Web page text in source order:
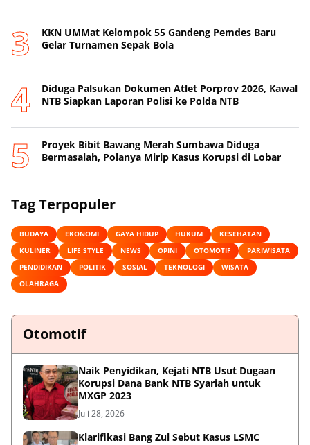
KKN UMMat Kelompok 55 Gandeng Pemdes Baru
Gelar Turnamen Sepak Bola
Diduga Palsukan Dokumen Atlet Porprov 2026, Kawal
NTB Siapkan Laporan Polisi ke Polda NTB
Proyek Bibit Bawang Merah Sumbawa Diduga
Bermasalah, Polanya Mirip Kasus Korupsi di Lobar
Tag Terpopuler
BUDAYA EKONOMI GAYA HIDUP HUKUM
KESEHATAN
KULINER
LIFE STYLE NEWS OPINI OTOMOTIF
PARIWISATA
PENDIDIKAN
POLITIK SOSIAL TEKNOLOGI
WISATA
OLAHRAGA
Otomotif
Naik Penyidikan, Kejati NTB Usut Dugaan
Korupsi Dana Bank NTB Syariah untuk
MXGP 2023
Juli 28, 2026
Klarifikasi Bang Zul Sebut Kasus LSMC